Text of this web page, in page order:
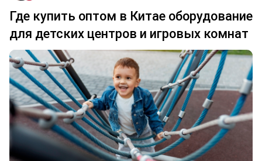
Где купить оптом в Китае оборудование
для детских центров и игровых комнат